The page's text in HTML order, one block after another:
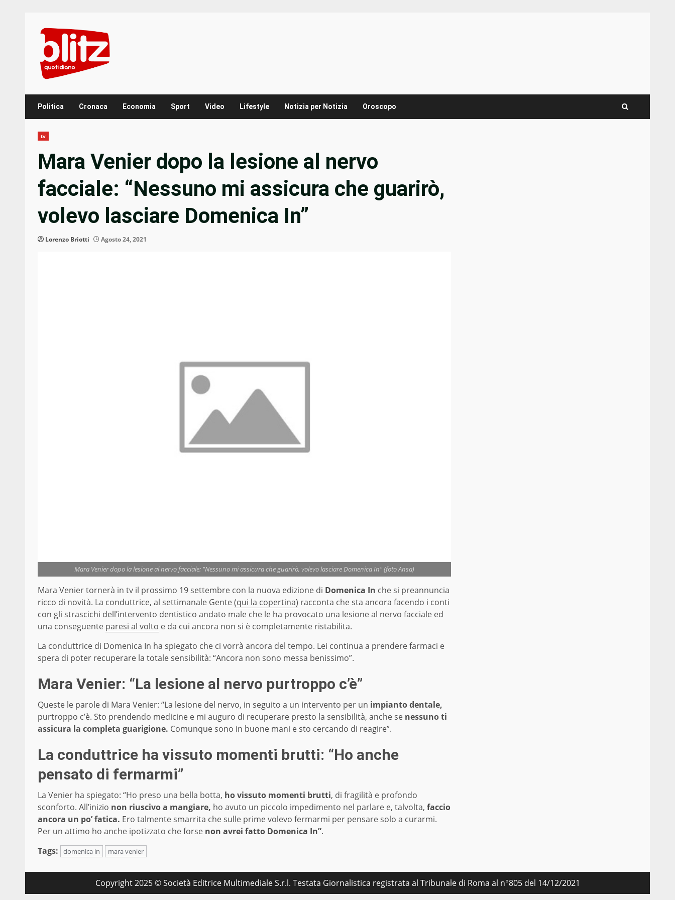
content
Politica Cronaca Economia Sport Video Lifestyle Notizia per Notizia Oroscopo
tv
Mara Venier dopo la lesione al nervo
facciale: “Nessuno mi assicura che guarirò,
volevo lasciare Domenica In”
Lorenzo Briotti Agosto 24, 2021
Mara Venier dopo la lesione al nervo facciale: "Nessuno mi assicura che guarirò, volevo lasciare Domenica In" (foto Ansa)
Mara Venier tornerà in tv il prossimo 19 settembre con la nuova edizione di Domenica In che si preannuncia
ricco di novità. La conduttrice, al settimanale Gente(qui la copertina) racconta che sta ancora facendo i conti
con gli strascichi dell’intervento dentistico andato male che le ha provocato una lesione al nervo facciale ed
una conseguente paresi al volto e da cui ancora non si è completamente ristabilita.
La conduttrice di Domenica In ha spiegato che ci vorrà ancora del tempo. Lei continua a prendere farmaci e
spera di poter recuperare la totale sensibilità: “Ancora non sono messa benissimo”.
Mara Venier: “La lesione al nervo purtroppo c’è”
Queste le parole di Mara Venier: “La lesione del nervo, in seguito a un intervento per un impianto dentale,
purtroppo c’è. Sto prendendo medicine e mi auguro di recuperare presto la sensibilità, anche se nessuno ti
assicura la completa guarigione. Comunque sono in buone mani e sto cercando di reagire”.
La conduttrice ha vissuto momenti brutti: “Ho anche
pensato di fermarmi”
La Venier ha spiegato: “Ho preso una bella botta, ho vissuto momenti brutti, di fragilità e profondo
sconforto. All’inizio non riuscivo a mangiare, ho avuto un piccolo impedimento nel parlare e, talvolta, faccio
ancora un po’ fatica. Ero talmente smarrita che sulle prime volevo fermarmi per pensare solo a curarmi.
Per un attimo ho anche ipotizzato che forse non avrei fatto Domenica In”.
Tags:
domenica in mara venier
Copyright 2025 © Società Editrice Multimediale S.r.l. Testata Giornalistica registrata al Tribunale di Roma al n°805 del 14/12/2021